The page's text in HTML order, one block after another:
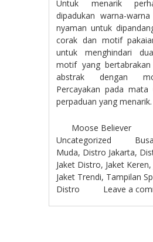
Untuk menarik
dipadukan warna-
nyaman untuk
corak dan motif
untuk menghindari
motif yang
abstrak dengan
Percayakan pada
perpaduan yang menarik.
Moose Believer
Uncategorized
Muda, Distro Jakarta,
Jaket Distro, Jaket Keren,
Jaket Trendi, Tampilan
Distro
Leave a